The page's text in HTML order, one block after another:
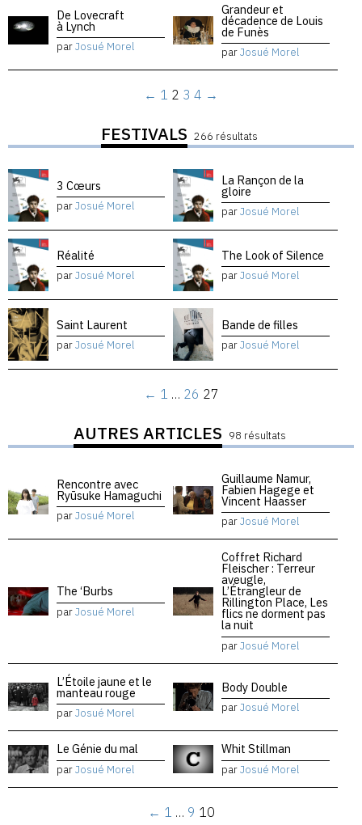
De Lovecraft
à Lynch
parJosué Morel
Grandeur et
décadence de Louis
de Funès
parJosué Morel
← 1 2 3 4 →
FESTIVALS 266 résultats
3 Cœurs
parJosué Morel
La Rançon de la
gloire
parJosué Morel
Réalité
parJosué Morel
The Look of Silence
parJosué Morel
Saint Laurent
parJosué Morel
Bande de filles
parJosué Morel
← 1 … 26 27
AUTRES ARTICLES 98 résultats
Rencontre avec
Ryūsuke Hamaguchi
parJosué Morel
Guillaume Namur,
Fabien Hagege et
Vincent Haasser
parJosué Morel
The ‘Burbs
parJosué Morel
Coffret Richard
Fleischer : Terreur
aveugle,
L’Étrangleur de
Rillington Place, Les
flics ne dorment pas
la nuit
parJosué Morel
L’Étoile jaune et le
manteau rouge
parJosué Morel
Body Double
parJosué Morel
Le Génie du mal
parJosué Morel
Whit Stillman
parJosué Morel
← 1 … 9 10